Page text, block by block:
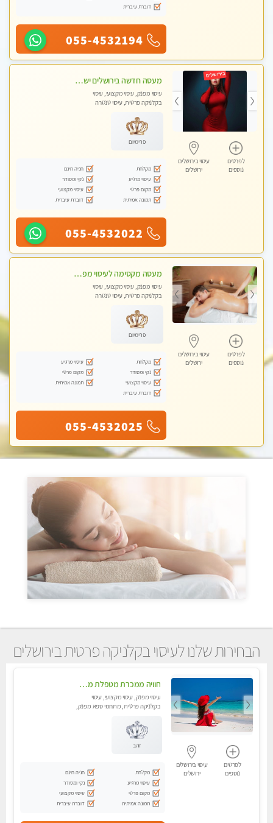
דוברת עיברית
055-4532194
לפרטים
נוספים
עיסוי בירושלים
ירושלים
מעסה חדשה בירושלים ישראלית צעירה ואיכותית לעיסוי מרגיע ומפנק VIP-מומלץ לחלוטין! פרטי! ​​​​​​ Highly recommended
עיסוי מפנק, עיסוי מקצועי, עיסוי
בקלניקה פרטית, עיסוי טנטרה
פרימיום
מקלחת
חניה חינם
עיסוי מרגיע
נקי ומסודר
מקום פרטי
עיסוי מקצועי
תמונה אמיתית
דוברת עיברית
055-4532022
לפרטים
נוספים
עיסוי בירושלים
ירושלים
מעסה מקסימה לעיסוי מפנק בכל הגוף , משחרר לחצים , מרפה את השרירים , להנאה מובטחת צלצל עכשיו....גלינה ירושלים טל - 050-2228793
עיסוי מפנק, עיסוי מקצועי, עיסוי
בקלניקה פרטית, עיסוי טנטרה
פרימיום
מקלחת
עיסוי מרגיע
נקי ומסודר
מקום פרטי
עיסוי מקצועי
תמונה אמיתית
דוברת עיברית
055-4532025
הבחירות שלנו לעיסוי בקלניקה פרטית בירושלים
לפרטים
נוספים
עיסוי בירושלים
ירושלים
חוויה ממכרת מטפלת מהממת לעיסוי טנטרי המשלב בתוכו טכניקות רבות מעולם המזרח.צימר עבר חיטוי
עיסוי מפנק, עיסוי מקצועי, עיסוי
בקלניקה פרטית, מתחמי ספא מפנק,
זהב
מקלחת
חניה חינם
עיסוי מרגיע
נקי ומסודר
מקום פרטי
עיסוי מקצועי
תמונה אמיתית
דוברת עיברית